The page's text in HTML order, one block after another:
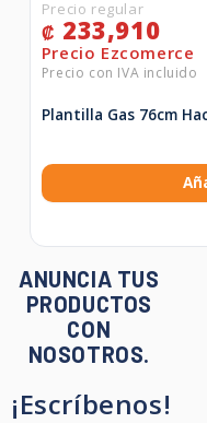
₡ 233,910
Plantilla Gas 76cm
ANUNCIA TUS
PRODUCTOS
CON
NOSOTROS.
¡Escríbenos!